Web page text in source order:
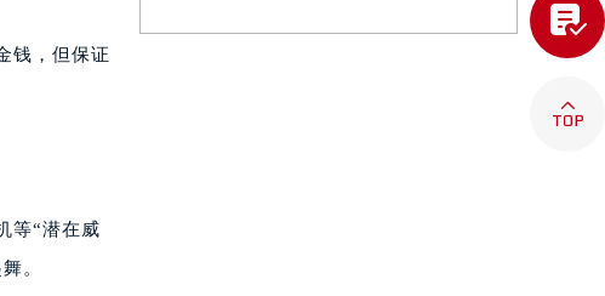
钱，但保证
等“潜在威
。

